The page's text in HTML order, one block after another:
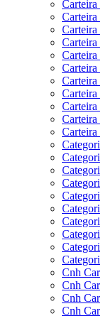
Carteira
Carteira
Carteira
Cnh
Cnh
Cnh
Cnh